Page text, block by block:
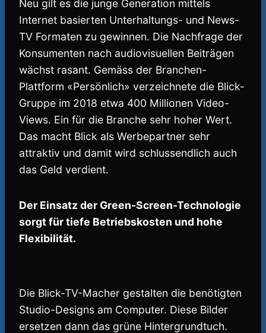
Neu gilt es die junge Generation mittels
Internet basierten Unterhaltungs- und News-
TV Formaten zu gewinnen. Die Nachfrage der
Konsumenten nach audiovisuellen Beiträgen
wächst rasant. Gemäss der Branchen-
Plattform «Persönlich» verzeichnete die Blick-
Gruppe im 2018 etwa 400 Millionen Video-
Views. Ein für die Branche sehr hoher Wert.
Das macht Blick als Werbepartner sehr
attraktiv und damit wird schlussendlich auch
das Geld verdient.
Der Einsatz der Green-Screen-Technologie
sorgt für tiefe Betriebskosten und hohe
Flexibilität.
Die Blick-TV-Macher gestalten die benötigten
Studio-Designs am Computer. Diese Bilder
ersetzen dann das grüne Hintergrundtuch.